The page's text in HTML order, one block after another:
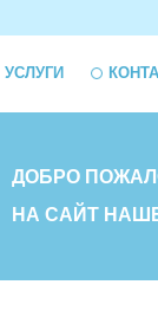
УСЛУГИ
ДОБРО
НА САЙТ